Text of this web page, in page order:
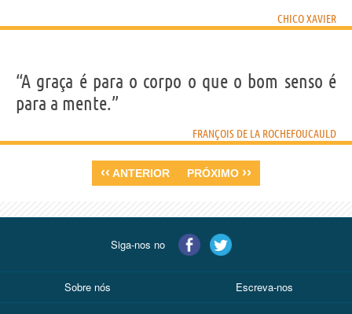
CHICO XAVIER
“A graça é para o corpo o que o bom senso é
para a mente.”
FRANÇOIS DE LA ROCHEFOUCAULD
‹‹ ANTERIOR PRÓXIMO ››
Siga-nos no
Sobre nós Escreva-nos